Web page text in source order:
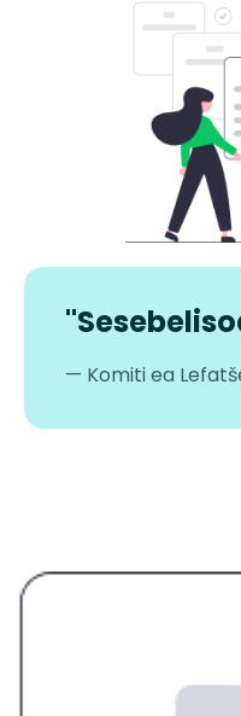
— Komiti ea